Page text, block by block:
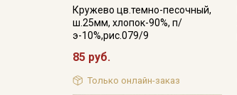
Кружево цв.темно-песочный,
ш.25мм, хлопок-90%, п/
э-10%,рис.079/9
85 руб.
Только онлайн-заказ